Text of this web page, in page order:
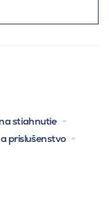
stiahnutie
príslušenstvo